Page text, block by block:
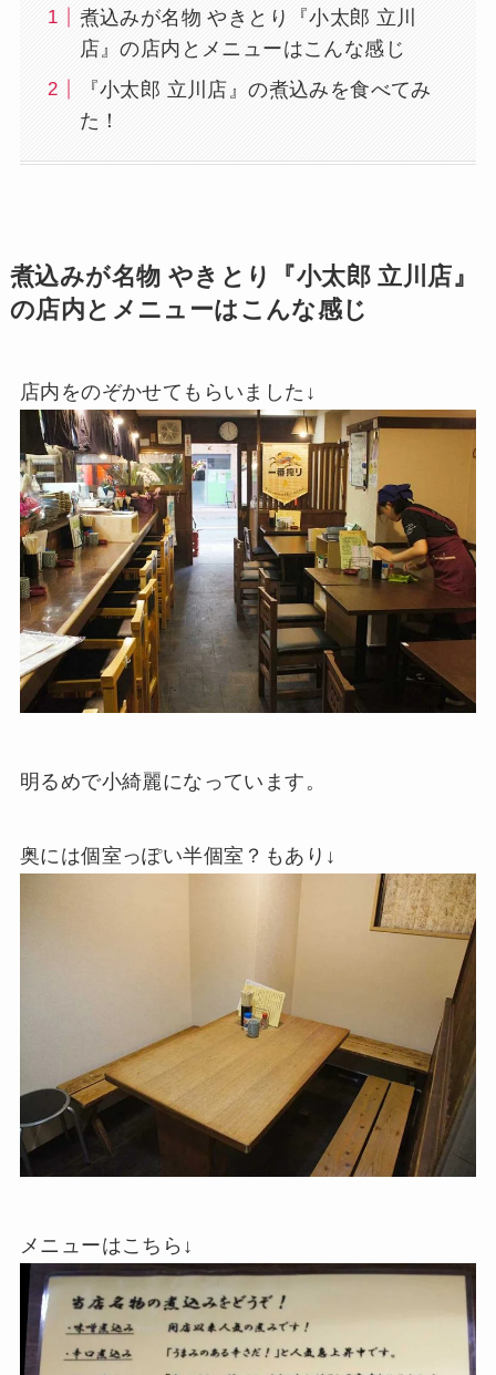
煮込みが名物 やきとり『小太郎 立川
店』の店内とメニューはこんな感じ
『小太郎 立川店』の煮込みを食べてみ
た！
煮込みが名物 やきとり『小太郎 立川店』
の店内とメニューはこんな感じ
店内をのぞかせてもらいました↓
明るめで小綺麗になっています。
奥には個室っぽい半個室？もあり↓
メニューはこちら↓